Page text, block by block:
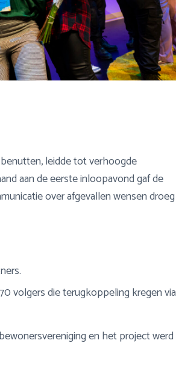
leidde tot verhoogde
aan de eerste inloopavond gaf de
over afgevallen wensen droeg
volgers die terugkoppeling kregen via
en het project werd